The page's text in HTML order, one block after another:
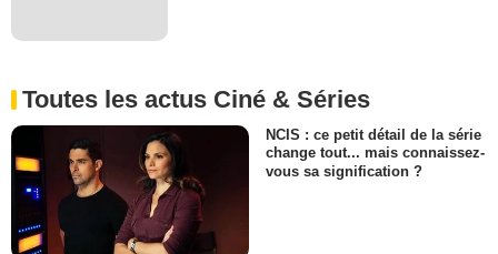
Toutes les actus Ciné & Séries
NCIS : ce petit détail de la série
change tout... mais connaissez-
vous sa signification ?